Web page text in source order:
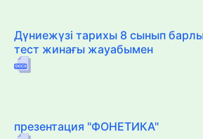
Дүниежүзі тарихы 8 сынып
тест жинағы жауабымен
презентация "ФОНЕТИКА"